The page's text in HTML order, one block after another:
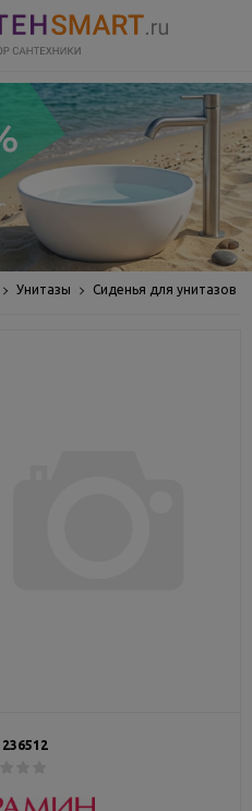
Унитазы Сиденья для унитазов
236512